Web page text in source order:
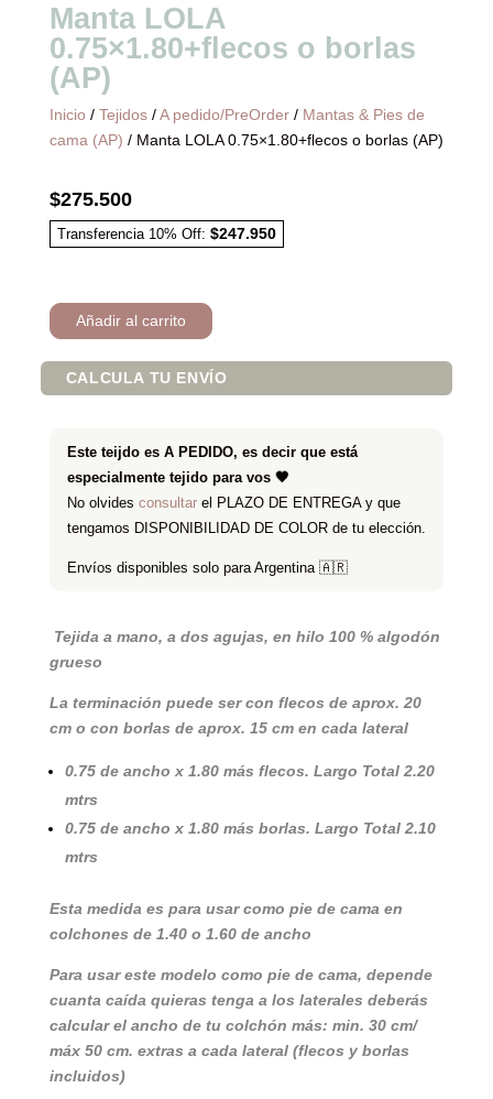
Manta LOLA
0.75×1.80+flecos o borlas
(AP)
Inicio / Tejidos/A pedido/PreOrder/ Mantas & Pies de
cama (AP) / Manta LOLA 0.75×1.80+flecos o borlas (AP)
$275.500
Transferencia 10% Off: $247.950
Añadir al carrito
CALCULA TU ENVÍO
Este teijdo es A PEDIDO, es decir que está
especialmente tejido para vos 🖤
No olvides consultarel PLAZO DE ENTREGA y que
tengamos DISPONIBILIDAD DE COLOR de tu elección.
Envíos disponibles solo para Argentina 🇦🇷
Tejida a mano, a dos agujas, en hilo 100 % algodón
grueso
La terminación puede ser con flecos de aprox. 20
cm o con borlas de aprox. 15 cm en cada lateral
0.75 de ancho x 1.80 más flecos. Largo Total 2.20
mtrs
0.75 de ancho x 1.80 más borlas. Largo Total 2.10
mtrs
Esta medida es para usar como pie de cama en
colchones de 1.40 o 1.60 de ancho
Para usar este modelo como pie de cama, depende
cuanta caída quieras tenga a los laterales deberás
calcular el ancho de tu colchón más: min. 30 cm/
máx 50 cm. extras a cada lateral (flecos y borlas
incluidos)